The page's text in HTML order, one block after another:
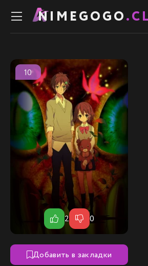
NIMEGOGO
10
2 0
Добавить в закладки